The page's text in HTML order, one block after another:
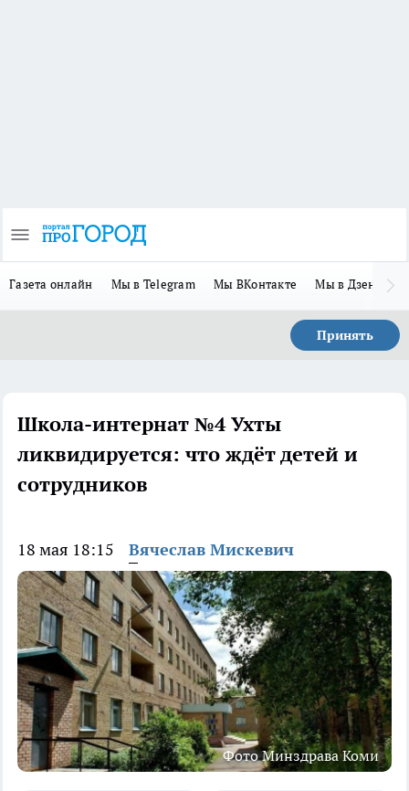
Газета онлайн Мы в Telegram Мы ВКонтакте Мы в Дзене
Принять
Школа-интернат №4 Ухты
ликвидируется: что ждёт детей и
сотрудников
18 мая 18:15 Вячеслав Мискевич
Фото Минздрава Коми